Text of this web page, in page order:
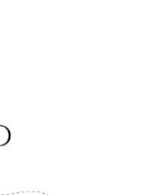
arcos